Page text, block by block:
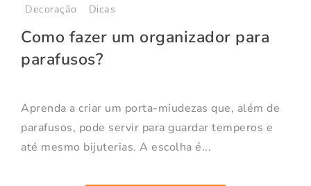
Decoração Dicas
Como fazer um organizador para
parafusos?
Aprenda a criar um porta-miudezas que, além de
parafusos, pode servir para guardar temperos e
até mesmo bijuterias. A escolha é...